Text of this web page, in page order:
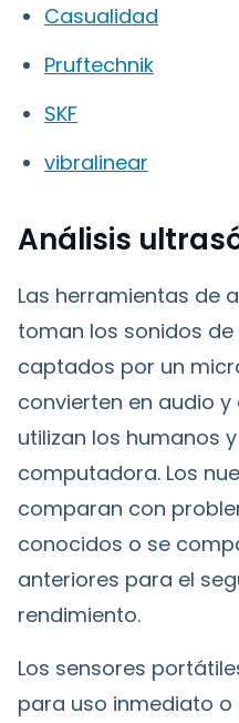
Casualidad
Pruftechnik
SKF
vibralinear
Análisis
Las herramientas de
toman los sonidos
captados por un
convierten en audio
utilizan los humanos
computadora. Los
comparan con
conocidos o se
anteriores para el
rendimiento.
Los sensores
para uso inmediato